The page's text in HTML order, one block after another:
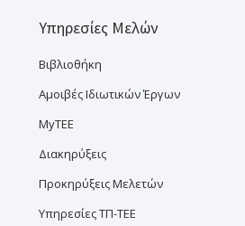
Υπηρεσίες Μελών
Βιβλιοθήκη
Αμοιβές Ιδιωτικών Έργων
MyTEE
Διακηρύξεις
Προκηρύξεις Μελετών
Υπηρεσίες ΤΠ-ΤΕΕ